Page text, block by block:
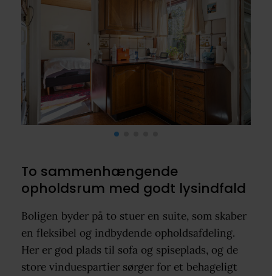
To sammenhængende
opholdsrum med godt lysindfald
Boligen byder på to stuer en suite, som skaber
en fleksibel og indbydende opholdsafdeling.
Her er god plads til sofa og spiseplads, og de
store vinduespartier sørger for et behageligt